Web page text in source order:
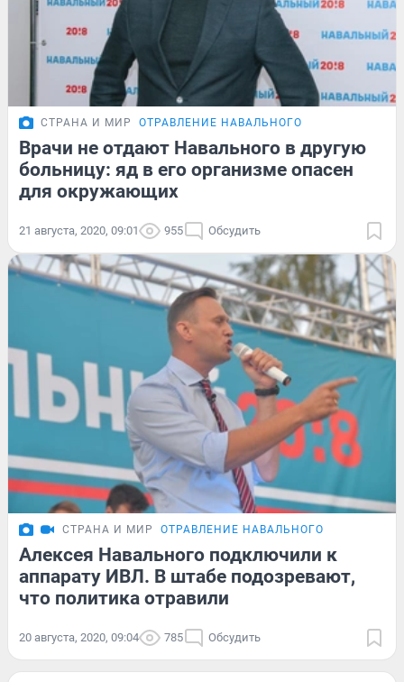
СТРАНА И МИР ОТРАВЛЕНИЕ НАВАЛЬНОГО
Врачи не отдают Навального в другую
больницу: яд в его организме опасен
для окружающих
21 августа, 2020, 09:01 955 Обсудить
СТРАНА И МИР ОТРАВЛЕНИЕ НАВАЛЬНОГО
Алексея Навального подключили к
аппарату ИВЛ. В штабе подозревают,
что политика отравили
20 августа, 2020, 09:04 785 Обсудить